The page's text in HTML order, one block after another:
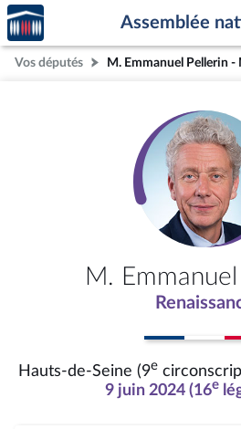
Aller au contenu
Aller en bas de la page
Accèder
à la
page
d'accueil
Assemblée
Vos députés
M.
Hauts-de-Seine (9e
9 juin 2024 (16e